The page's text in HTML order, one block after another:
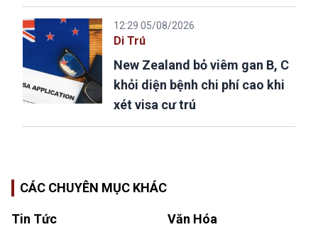
12:29 05/08/2026
Di Trú
New Zealand bỏ viêm gan B, C
khỏi diện bệnh chi phí cao khi
xét visa cư trú
CÁC CHUYÊN MỤC KHÁC
Tin Tức Văn Hóa